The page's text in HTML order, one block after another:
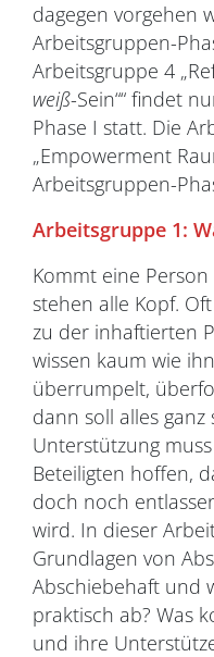
dagegen vorgehen
Arbeitsgruppen-
Arbeitsgruppe 4
weiß-Sein““ findet
Phase I statt. Die
„Empowerment
Arbeitsgruppen-
Arbeitsgruppe 1:
Kommt eine
stehen alle Kopf.
zu der inhaftierten
wissen kaum wie
überrumpelt,
dann soll alles
Unterstützung
Beteiligten hoffen,
doch noch
wird. In dieser
Grundlagen von
Abschiebehaft und
praktisch ab? Was
und ihre